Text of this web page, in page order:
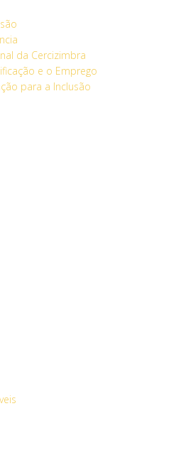
da Cercizimbra
e o Emprego
para a Inclusão